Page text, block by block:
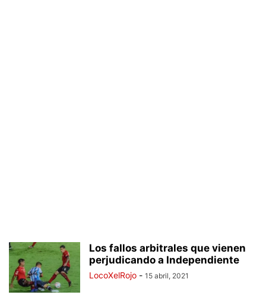
Los fallos arbitrales que vienen
perjudicando a Independiente
LocoXelRojo - 15 abril, 2021